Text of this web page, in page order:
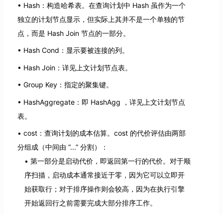
Hash：构造哈希表。在查询计划中 Hash 虽作为一个
独立的计划节点显示，但实际上其并不是一个单独的节
点，而是 Hash Join 节点的一部分。
Hash Cond：显示要被连接的列。
Hash Join：详见上文计划节点表。
Group Key：指定的聚集键。
HashAggregate：即 HashAgg ，详见上文计划节点
表。
cost：查询计划的成本估算。cost 的代价评估由两部
分组成（中间由 “...” 分割）：
第一部分是启动代价，即返回第一行的代价。对于顺
序扫描，启动成本通常接近于零，因为它可以立即开
始获取行；对于排序操作则会较高，因为在执行引擎
开始返回行之前需要完成大部分排序工作。